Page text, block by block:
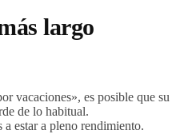
largo
vacaciones», es posible que su
de lo habitual.
estar a pleno rendimiento.